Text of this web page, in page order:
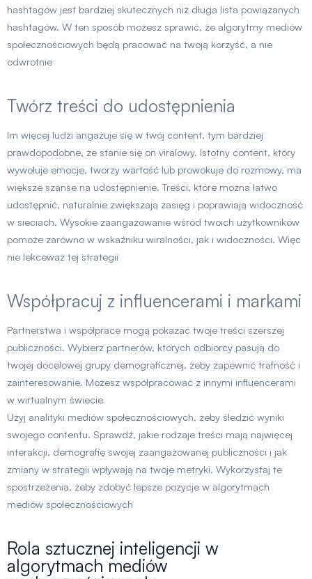
hashtagów jest bardziej skutecznych niż długa lista powiązanych
hashtagów. W ten sposób możesz sprawić, że algorytmy mediów
społecznościowych będą pracować na twoją korzyść, a nie
odwrotnie
Twórz treści do udostępnienia
Im więcej ludzi angażuje się w twój content, tym bardziej
prawdopodobne, że stanie się on viralowy. Istotny content, który
wywołuje emocje, tworzy wartość lub prowokuje do rozmowy, ma
większe szanse na udostępnienie. Treści, które można łatwo
udostępnić, naturalnie zwiększają zasięg i poprawiają widoczność
w sieciach. Wysokie zaangażowanie wśród twoich użytkowników
pomoże zarówno w wskaźniku wiralności, jak i widoczności. Więc
nie lekceważ tej strategii
Współpracuj z influencerami i markami
Partnerstwa i współprace mogą pokazać twoje treści szerszej
publiczności. Wybierz partnerów, których odbiorcy pasują do
twojej docelowej grupy demograficznej, żeby zapewnić trafność i
zainteresowanie. Możesz współpracować z innymi influencerami
w wirtualnym świecie
Użyj analityki mediów społecznościowych, żeby śledzić wyniki
swojego contentu. Sprawdź, jakie rodzaje treści mają najwięcej
interakcji, demografię swojej zaangażowanej publiczności i jak
zmiany w strategii wpływają na twoje metryki. Wykorzystaj te
spostrzeżenia, żeby zdobyć lepsze pozycje w algorytmach
mediów społecznościowych
Rola sztucznej inteligencji w
algorytmach mediów